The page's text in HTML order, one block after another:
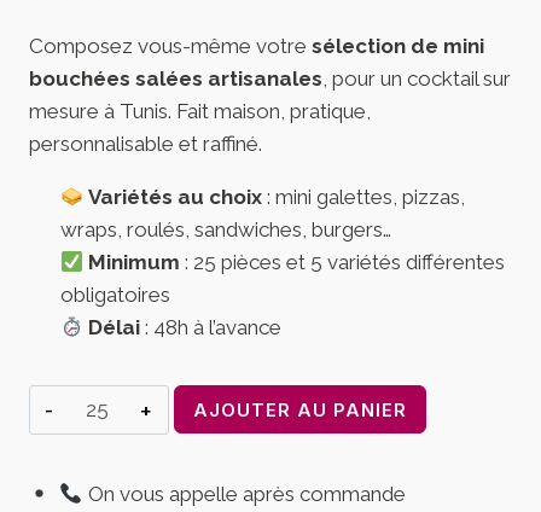
Composez vous-même votre sélection de mini
bouchées salées artisanales , pour un cocktail sur
mesure à Tunis. Fait maison, pratique,
personnalisable et raffiné.
Variétés au choix: mini galettes, pizzas,
wraps, roulés, sandwiches, burgers…
Minimum : 25 pièces et 5 variétés différentes
obligatoires
Délai: 48h à l’avance
quantité
de
Bouchées
AJOUTER AU PANIER
On vous appelle après commande